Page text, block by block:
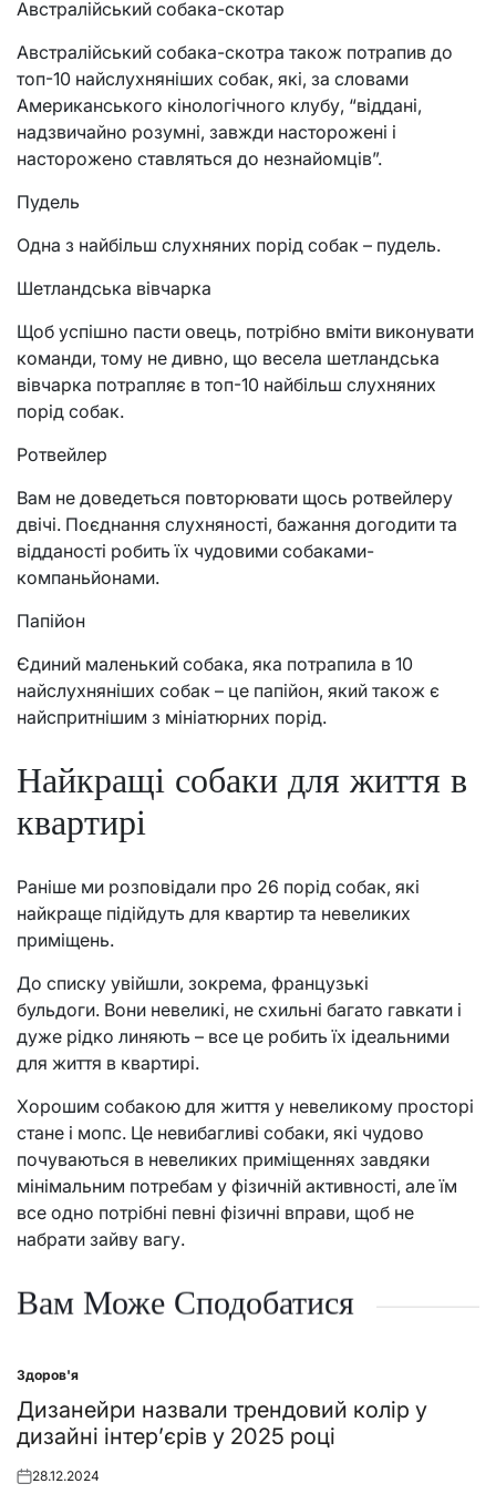
Австралійський собака-скотар
Австралійський собака-скотра також потрапив до
топ-10 найслухняніших собак, які, за словами
Американського кінологічного клубу, “віддані,
надзвичайно розумні, завжди насторожені і
насторожено ставляться до незнайомців”.
Пудель
Одна з найбільш слухняних порід собак – пудель.
Шетландська вівчарка
Щоб успішно пасти овець, потрібно вміти виконувати
команди, тому не дивно, що весела шетландська
вівчарка потрапляє в топ-10 найбільш слухняних
порід собак.
Ротвейлер
Вам не доведеться повторювати щось ротвейлеру
двічі. Поєднання слухняності, бажання догодити та
відданості робить їх чудовими собаками-
компаньйонами.
Папійон
Єдиний маленький собака, яка потрапила в 10
найслухняніших собак – це папійон, який також є
найспритнішим з мініатюрних порід.
Найкращі собаки для життя в
квартирі
Раніше ми розповідали про 26 порід собак, які
найкраще підійдуть для квартир та невеликих
приміщень.
До списку увійшли, зокрема, французькі
бульдоги. Вони невеликі, не схильні багато гавкати і
дуже рідко линяють – все це робить їх ідеальними
для життя в квартирі.
Хорошим собакою для життя у невеликому просторі
стане і мопс. Це невибагливі собаки, які чудово
почуваються в невеликих приміщеннях завдяки
мінімальним потребам у фізичній активності, але їм
все одно потрібні певні фізичні вправи, щоб не
набрати зайву вагу.
Вам Може Сподобатися
Posted
in
Здоров'я
Дизанейри назвали трендовий колір у
дизайні інтер’єрів у 2025 році
Posted
28.12.2024